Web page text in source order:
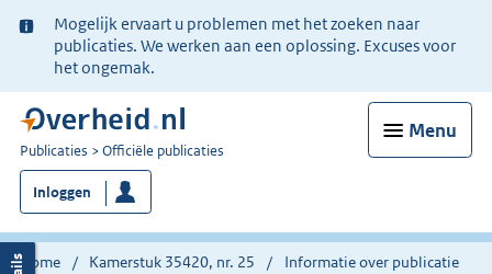
Ter
informatie:
Mogelijk ervaart u problemen met het zoeken naar
publicaties. We werken aan een oplossing. Excuses voor
het ongemak.
Menu
U
bent
nu
hier:
Publicaties Officiële publicaties
Inloggen
Home Kamerstuk 35420, nr. 25 Informatie over publicatie